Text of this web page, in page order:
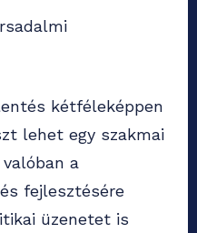
kétféleképpen
lehet egy szakmai
a
fejlesztésére
üzenetet is